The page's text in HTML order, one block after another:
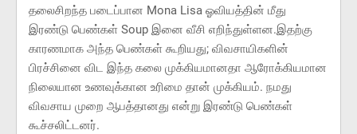
தலைசிறந்த படைப்பான Mona Lisa ஓவியத்தின் மீது
இரண்டு பெண்கள் Soup இனை வீசி எறிந்துள்ளன.இதற்கு
காரணமாக அந்த பெண்கள் கூறியது; விவசாயிகளின்
பிரச்சினை விட இந்த கலை முக்கியமானதா ஆரோக்கியமான
நிலையான உணவுக்கான உரிமை தான் முக்கியம். நமது
விவசாய முறை ஆபத்தானது என்று இரண்டு பெண்கள்
கூச்சலிட்டனர்.